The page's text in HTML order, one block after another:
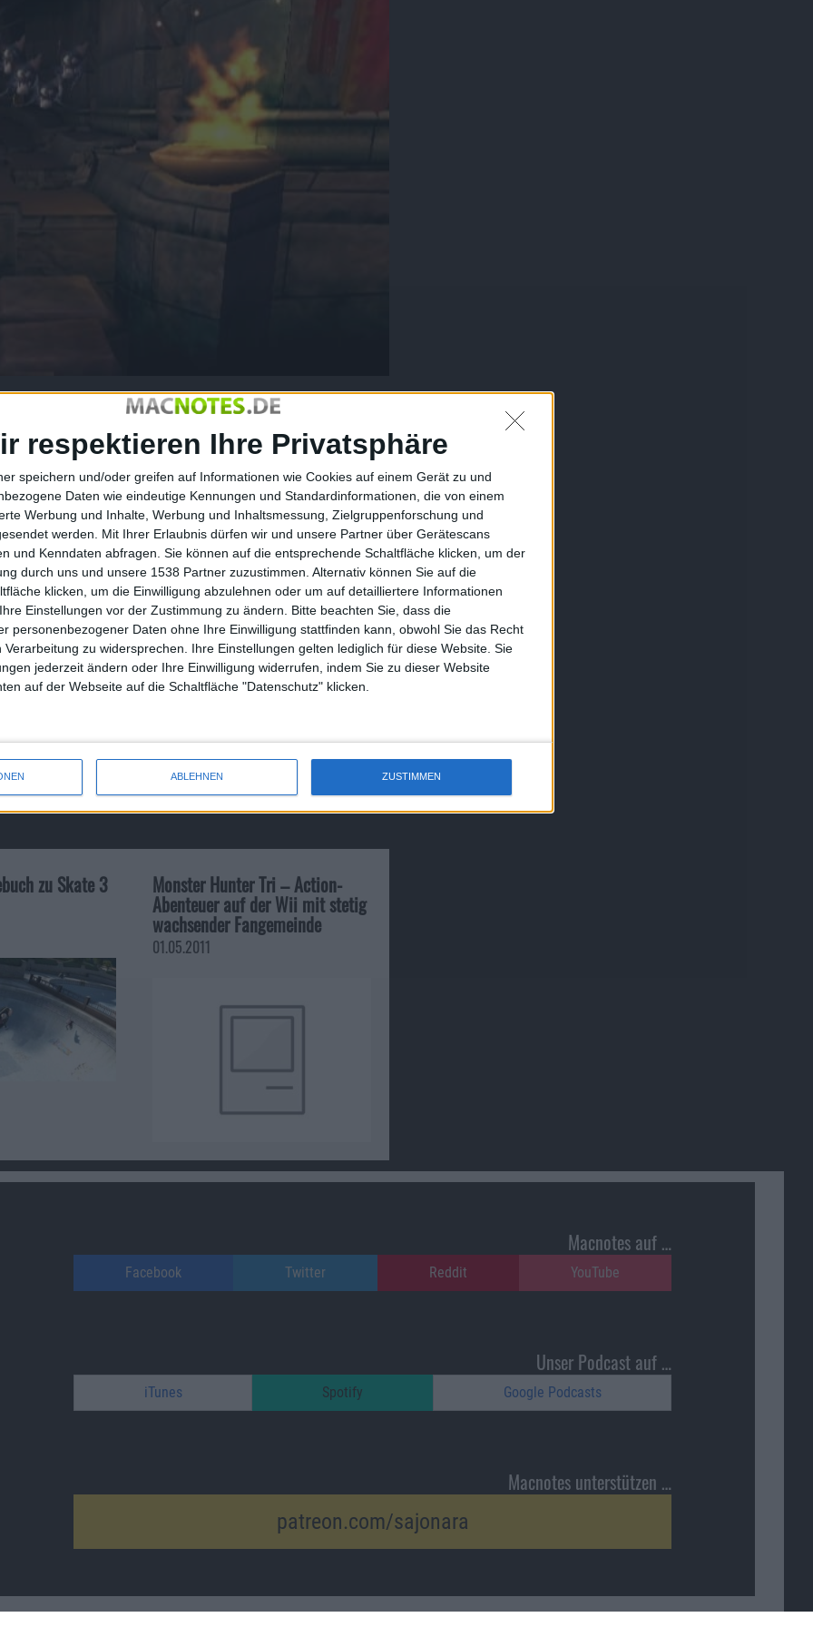
respektieren Ihre Privatsphäre
speichern und/oder greifen auf Informationen wie Cookies auf einem Gerät zu und
Daten wie eindeutige Kennungen und Standardinformationen, die von einem
Werbung und Inhalte, Werbung und Inhaltsmessung, Zielgruppenforschung und
werden.
Mit Ihrer Erlaubnis dürfen wir und unsere Partner über Gerätescans
und Kenndaten abfragen. Sie können auf die entsprechende Schaltfläche klicken, um der
durch uns und unsere 1538 Partner zuzustimmen. Alternativ können Sie auf die
klicken, um die Einwilligung abzulehnen oder um auf detailliertere Informationen
Einstellungen vor der Zustimmung zu ändern.
Bitte beachten Sie, dass die
personenbezogener Daten ohne Ihre Einwilligung stattfinden kann, obwohl Sie das Recht
Verarbeitung zu widersprechen. Ihre Einstellungen gelten lediglich für diese Website. Sie
jederzeit ändern oder Ihre Einwilligung widerrufen, indem Sie zu dieser Website
auf der Webseite auf die Schaltfläche "Datenschutz" klicken.
ABLEHNEN ZUSTIMMEN
des Moorhuhn-Franchise für Wii herausgeben. Wir haben
Reise zum verbotenen Schloss. Das neue Game wird
Letztere befindet sich aktuell im Besitz von
ansehen will, dem sei unsere vorherigeNews zu
haben wir ihn entfernt.
Monkey Island 2 in CryEngine 2…
zu Skate 3 Monster Hunter Tri – Action-
Abenteuer auf der Wii mit stetig
wachsender Fangemeinde
01.05.2011
Macnotes auf …
Facebook Twitter Reddit YouTube
Unser Podcast auf …
iTunes Spotify Google Podcasts
Macnotes unterstützen …
patreon.com/sajonara